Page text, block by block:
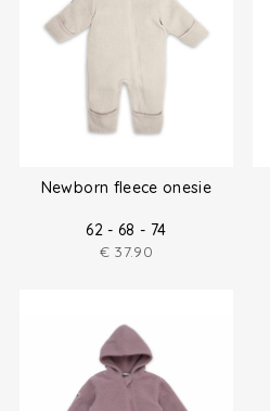
Newborn fleece onesie
62 - 68 - 74
€ 37.90